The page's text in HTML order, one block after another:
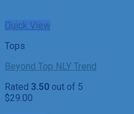
Quick View
Tops
Beyond Top NLY Trend
Rated 3.50 out of 5
$29.00